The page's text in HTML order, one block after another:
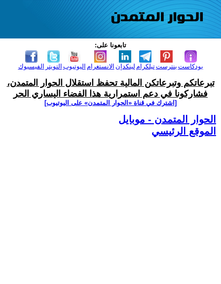
تابعونا على:
الفيسبوك التويتر اليوتيوب الانستغرام لينكدإن تيلكرامبنترست بودكاست
تبرعاتكم وتبرعاتكن المالية تحفظ استقلال الحوار المتمدن،
فشاركونا في دعم استمرارية هذا الفضاء اليساري الحر
[اشترك في قناة ‫«الحوار المتمدن» على اليوتيوب]
الحوار المتمدن - موبايل
الموقع الرئيسي